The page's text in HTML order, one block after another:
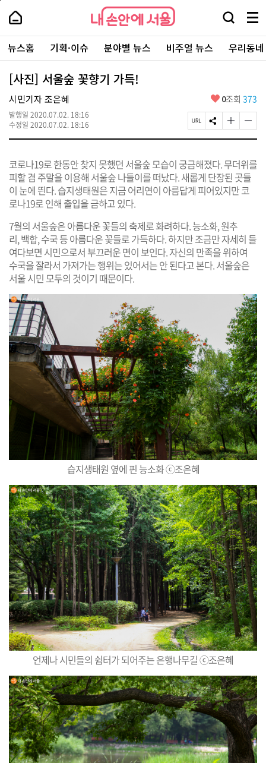
본
로
가
내
손
안
에
서
울
-
서
울
시
대
표
소
털
내
손
에
울
검
창
열
기
메
뉴
전
체
보
주
요
서
뉴스홈 기획·이슈 분야별 뉴스 비주얼 뉴스 우리동
[사진] 서울숲 꽃향기 가득!
시민기자 조은혜
발행일 2020.07.02. 18:16
수정일 2020.07.02. 18:16
좋
요
0조회 373
페
이
R
L
복
사
S
N
유
하
기
글
자
크
게
변
경
글
자
작
게
변
경
코로나19로 한동안 찾지 못했던 서울숲 모습이 궁금해졌다. 무더위를
피할 겸 주말을 이용해 서울숲 나들이를 떠났다. 새롭게 단장된 곳들
이 눈에 띈다. 습지생태원은 지금 어리연이 아름답게 피어있지만 코
로나19로 인해 출입을 금하고 있다.
7월의 서울숲은 아름다운 꽃들의 축제로 화려하다. 능소화, 원추
리, 백합, 수국 등 아름다운 꽃들로 가득하다. 하지만 조금만 자세히 들
여다보면 시민으로서 부끄러운 면이 보인다. 자신의 만족을 위하여
수국을 잘라서 가져가는 행위는 있어서는 안 된다고 본다. 서울숲은
서울 시민 모두의 것이기 때문이다.
습지생태원 옆에 핀 능소화 ⓒ조은혜
언제나 시민들의 쉼터가 되어주는 은행나무길 ⓒ조은혜
페
상
단
로